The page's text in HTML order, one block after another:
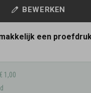
BEWERKEN
een
1,00